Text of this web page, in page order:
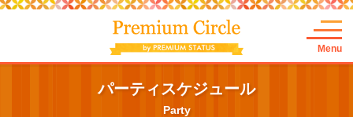
Menu
パーティスケジュール
Party